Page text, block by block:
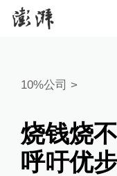
10%公司 >
烧钱烧
呼吁优